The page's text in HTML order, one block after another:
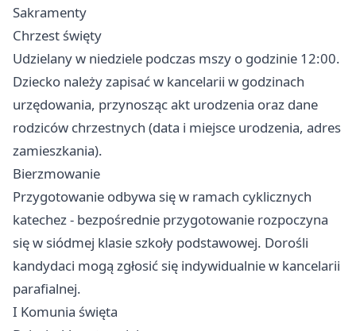
Sakramenty
Chrzest święty
Udzielany w niedziele podczas mszy o godzinie 12:00.
Dziecko należy zapisać w kancelarii w godzinach
urzędowania, przynosząc akt urodzenia oraz dane
rodziców chrzestnych (data i miejsce urodzenia, adres
zamieszkania).
Bierzmowanie
Przygotowanie odbywa się w ramach cyklicznych
katechez - bezpośrednie przygotowanie rozpoczyna
się w siódmej klasie szkoły podstawowej. Dorośli
kandydaci mogą zgłosić się indywidualnie w kancelarii
parafialnej.
I Komunia święta